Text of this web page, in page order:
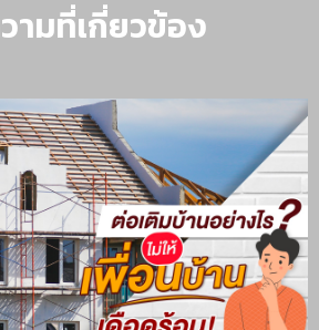
ามที่เกี่ยวข้อง